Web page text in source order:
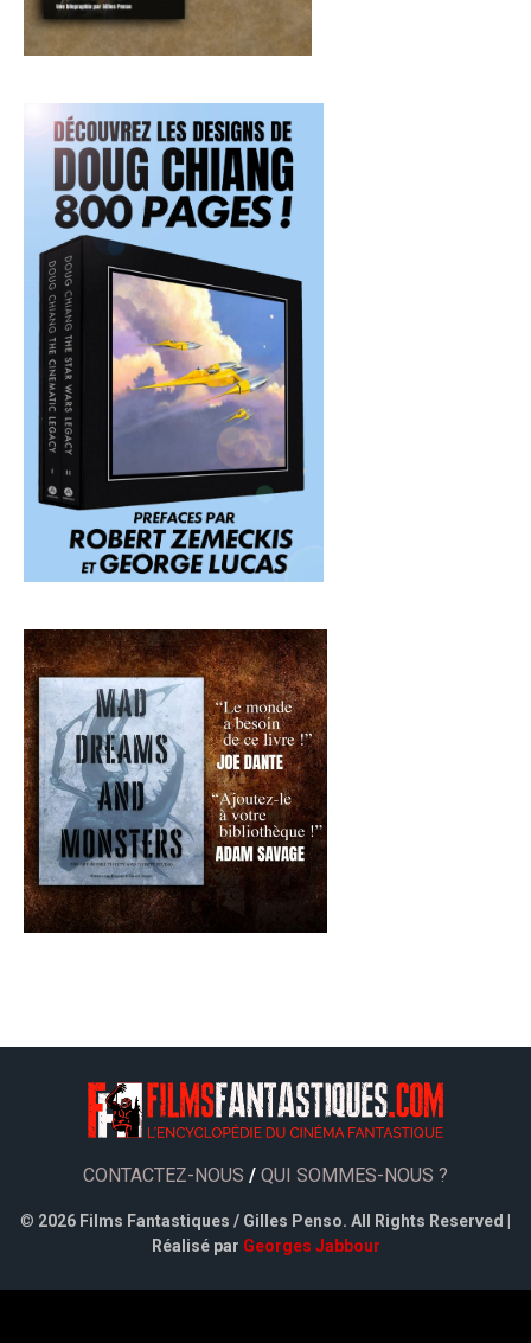
CONTACTEZ-NOUS / QUI SOMMES-NOUS ?
© 2026 Films Fantastiques / Gilles Penso. All Rights Reserved |
Réalisé par Georges Jabbour